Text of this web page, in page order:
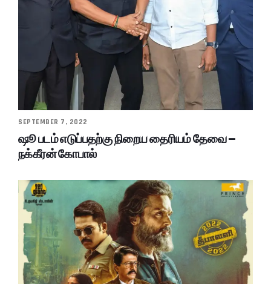
SEPTEMBER 7, 2022
ஷூ படம் எடுப்பதற்கு நிறைய தைரியம் தேவை –
நக்கீரன் கோபால்